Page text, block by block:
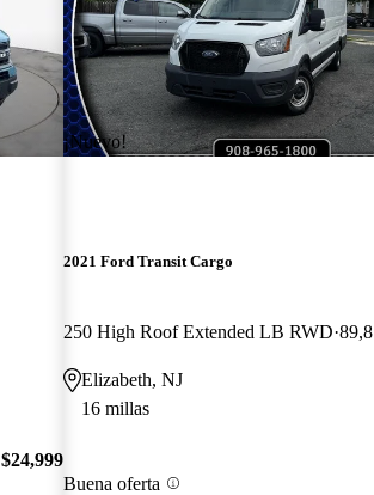
$24,999
¡Nuevo!
2021 Ford Transit Cargo
250 High Roof Extended LB RWD
Elizabeth, NJ
16 millas
Buena oferta